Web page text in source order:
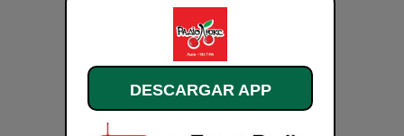
DESCARGAR APP